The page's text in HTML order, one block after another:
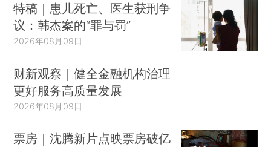
特稿｜患儿死亡、医生获刑争
议：韩杰案的“罪与罚”
2026年08月09日
财新观察｜健全金融机构治理
更好服务高质量发展
2026年08月09日
票房｜沈腾新片点映票房破亿